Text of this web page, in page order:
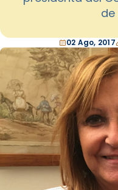
de
02 Ago, 2017